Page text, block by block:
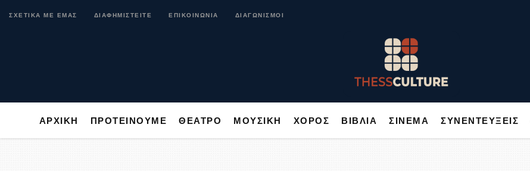
ΣΧΕΤΙΚΑ ΜΕ ΕΜΑΣ ΔΙΑΦΗΜΙΣΤΕΙΤΕ ΕΠΙΚΟΙΝΩΝΙΑ ΔΙΑΓΩΝΙΣΜΟΙ
ΑΡΧΙΚΗ ΠΡΟΤΕΙΝΟΥΜΕ ΘΕΑΤΡΟ ΜΟΥΣΙΚΗ ΧΟΡΟΣ ΒΙΒΛΙΑ ΣΙΝΕΜΑ ΣΥΝΕΝΤΕΥΞΕΙΣ
ΑΡΧΙΚΗ ΠΡΟΤΕΙΝΟΥΜΕ ΘΕΑΤΡΟ ΜΟΥΣΙΚΗ